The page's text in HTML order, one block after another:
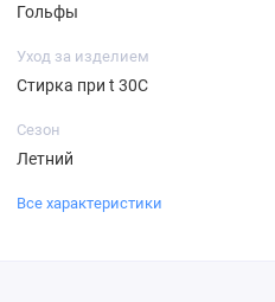
Гольфы
Уход за изделием
Стирка при t 30С
Сезон
Летний
Все характеристики